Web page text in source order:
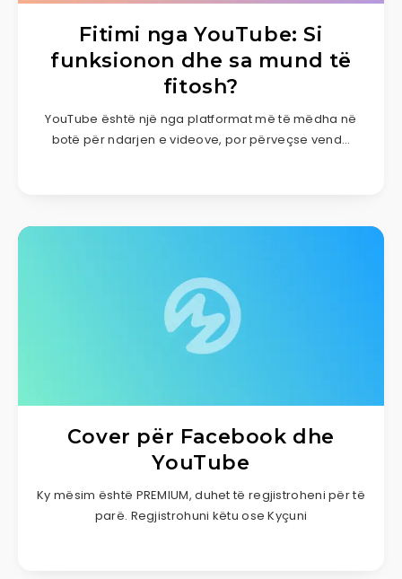
Fitimi nga YouTube: Si
funksionon dhe sa mund të
fitosh?
YouTube është një nga platformat më të mëdha në
botë për ndarjen e videove, por përveçse vend…
Cover për Facebook dhe
YouTube
Ky mësim është PREMIUM, duhet të regjistroheni për të
parë. Regjistrohuni këtu ose Kyçuni